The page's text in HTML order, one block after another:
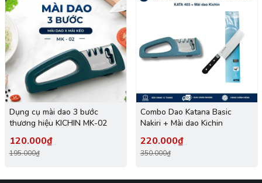
Dụng cụ mài dao 3 bước
thương hiệu KICHIN MK-02
120.000₫
195.000₫
Combo Dao Katana Basic
Nakiri + Mài dao Kichin
220.000₫
350.000₫